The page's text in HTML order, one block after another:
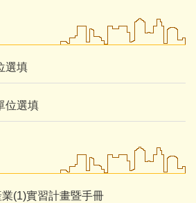
選填
位選填
(1)實習計畫暨手冊